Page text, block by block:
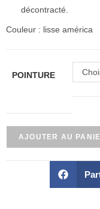
décontracté.
Couleur : lisse américa
POINTURE
AJOUTER AU